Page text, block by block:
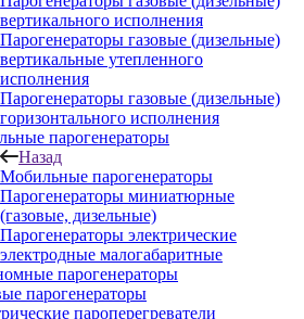
вертикального исполнения
Парогенераторы газовые (дизельные)
вертикальные утепленного
исполнения
Парогенераторы газовые (дизельные)
горизонтального исполнения
парогенераторы
Назад
Мобильные парогенераторы
Парогенераторы миниатюрные
(газовые, дизельные)
Парогенераторы электрические
электродные малогабаритные
парогенераторы
парогенераторы
пароперегреватели